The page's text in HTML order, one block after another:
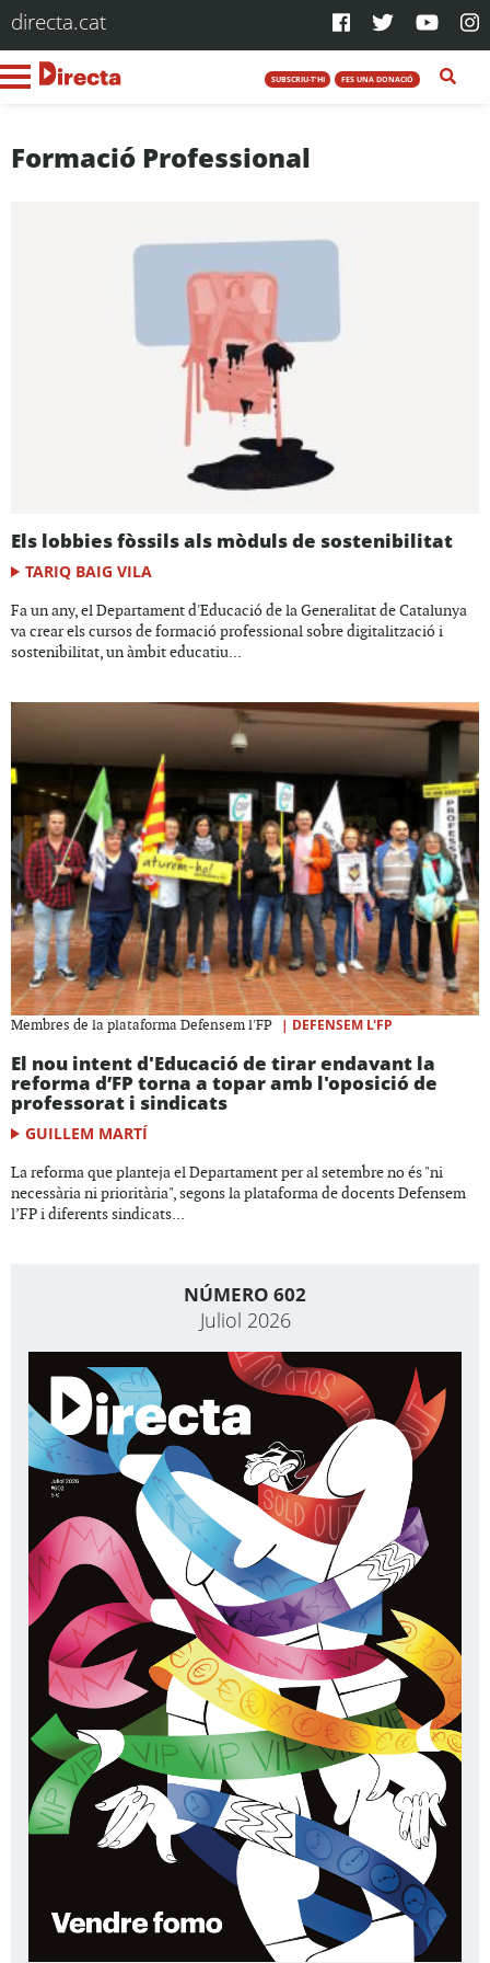
directa.cat
SUBSCRIU-T'HI FES UNA DONACIÓ
Formació Professional
Els lobbies fòssils als mòduls de sostenibilitat
TARIQ BAIG VILA
Fa un any, el Departament d'Educació de la Generalitat de Catalunya
va crear els cursos de formació professional sobre digitalització i
sostenibilitat, un àmbit educatiu...
Membres de la plataforma Defensem l'FP | DEFENSEM L'FP
El nou intent d'Educació de tirar endavant la
reforma d’FP torna a topar amb l'oposició de
professorat i sindicats
GUILLEM MARTÍ
La reforma que planteja el Departament per al setembre no és "ni
necessària ni prioritària", segons la plataforma de docents Defensem
l’FP i diferents sindicats...
NÚMERO 602
Juliol 2026